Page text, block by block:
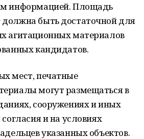
информацией. Площадь
быть достаточной для
агитационных материалов
кандидатов.
мест, печатные
могут размещаться в
сооружениях и иных
и на условиях
указанных объектов.